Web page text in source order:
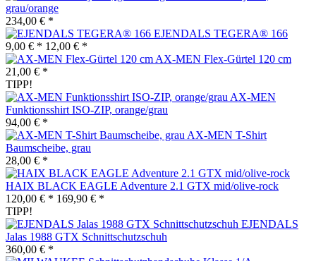
grau/orange
234,00 € *
EJENDALS TEGERA® 166
9,00 € * 12,00 € *
AX-MEN Flex-Gürtel 120 cm
21,00 € *
TIPP!
AX-MEN
Funktionsshirt ISO-ZIP, orange/grau
94,00 € *
AX-MEN T-Shirt
Baumscheibe, grau
28,00 € *
HAIX BLACK EAGLE Adventure 2.1 GTX mid/olive-rock
120,00 € * 169,90 € *
TIPP!
EJENDALS
Jalas 1988 GTX Schnittschutzschuh
360,00 € *